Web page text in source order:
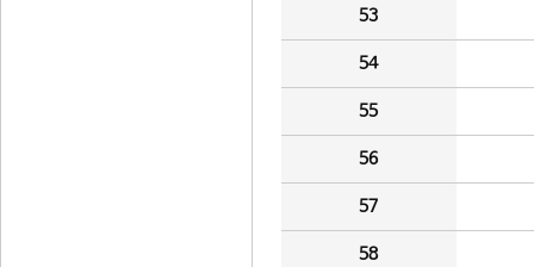
53
54
55
56
57
58